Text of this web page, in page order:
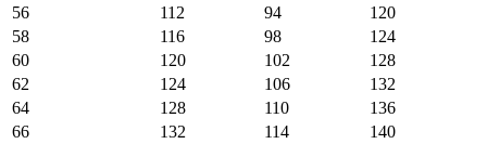
56
112 94
120
58
116 98
124
60
120 102
128
62
124 106
132
64
128 110
136
66
132 114
140